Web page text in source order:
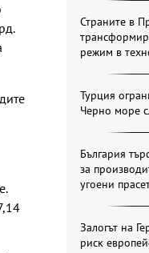
Страните в
режим в
Турция
Черно море
България
за
угоени
Залогът на
риск